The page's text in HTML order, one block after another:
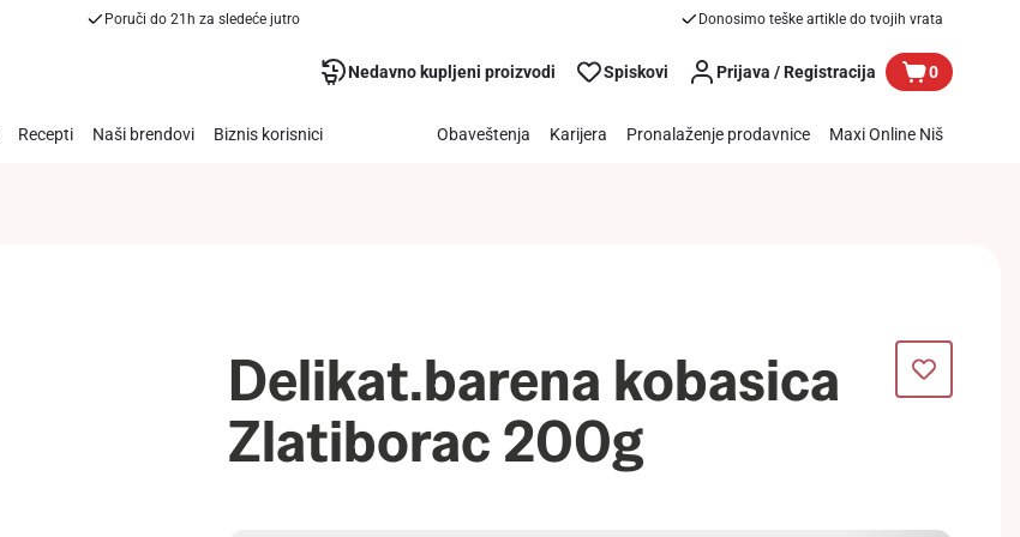
Poruči do 21h za sledeće jutro Donosimo teške artikle do tvojih vrata
Nedavno kupljeni proizvodi Spiskovi Prijava / Registracija 0
Recepti Naši brendovi Biznis korisnici Obaveštenja Karijera Pronalaženje prodavnice Maxi Online Niš
Delikat.barena kobasica
Zlatiborac 200g